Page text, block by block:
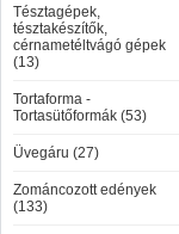
Tésztagépek,
tésztakészítők,
cérnametéltvágó gépek
(13)
Tortaforma -
Tortasütőformák (53)
Üvegáru (27)
Zománcozott edények
(133)